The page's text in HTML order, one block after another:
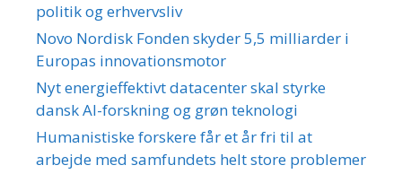
politik og erhvervsliv
Novo Nordisk Fonden skyder 5,5 milliarder i
Europas innovationsmotor
Nyt energieffektivt datacenter skal styrke
dansk AI-forskning og grøn teknologi
Humanistiske forskere får et år fri til at
arbejde med samfundets helt store problemer